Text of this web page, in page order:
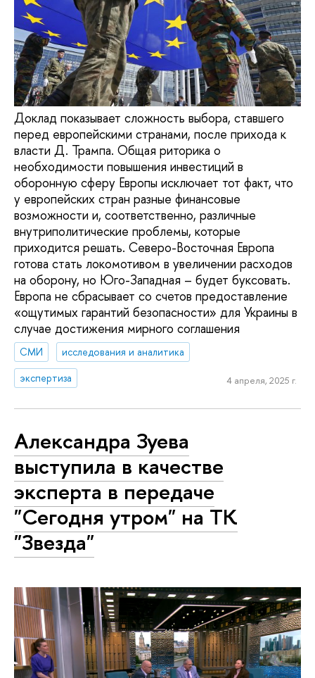
Доклад показывает сложность выбора, ставшего
перед европейскими странами, после прихода к
власти Д. Трампа. Общая риторика о
необходимости повышения инвестиций в
оборонную сферу Европы исключает тот факт, что
у европейских стран разные финансовые
возможности и, соответственно, различные
внутриполитические проблемы, которые
приходится решать. Северо-Восточная Европа
готова стать локомотивом в увеличении расходов
на оборону, но Юго-Западная – будет буксовать.
Европа не сбрасывает со счетов предоставление
«ощутимых гарантий безопасности» для Украины в
случае достижения мирного соглашения
СМИ
исследования и аналитика
экспертиза
4 апреля, 2025 г.
Александра Зуева
выступила в качестве
эксперта в передаче
"Сегодня утром" на ТК
"Звезда"